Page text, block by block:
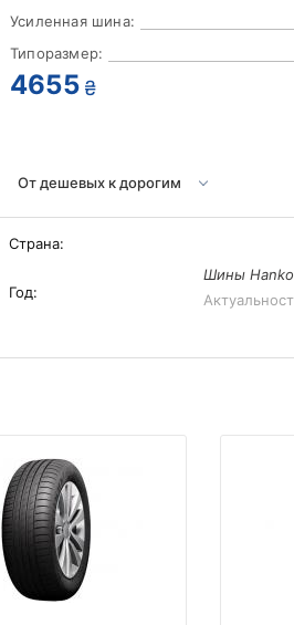
Усиленная шина:
Типоразмер:
4655 ₴
Страна:
Год:
Шины